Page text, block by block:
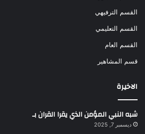
القسم الترفيهي
القسم التعليمي
القسم العام
قسم المشاهير
الاخيرة
شبه النبي المؤمن الذي يقرا القران بـ
ديسمبر 7, 2025